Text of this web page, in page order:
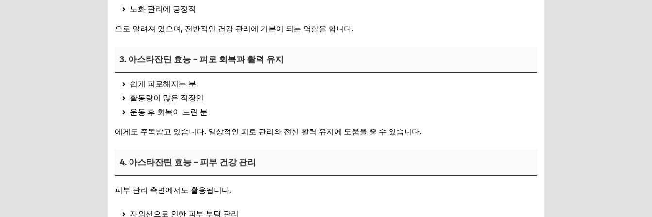
노화 관리에 긍정적
으로 알려져 있으며, 전반적인 건강 관리에 기본이 되는 역할을 합니다.
3. 아스타잔틴 효능 – 피로 회복과 활력 유지
쉽게 피로해지는 분
활동량이 많은 직장인
운동 후 회복이 느린 분
에게도 주목받고 있습니다. 일상적인 피로 관리와 전신 활력 유지에 도움을 줄 수 있습니다.
4. 아스타잔틴 효능 – 피부 건강 관리
피부 관리 측면에서도 활용됩니다.
자외선으로 인한 피부 부담 관리